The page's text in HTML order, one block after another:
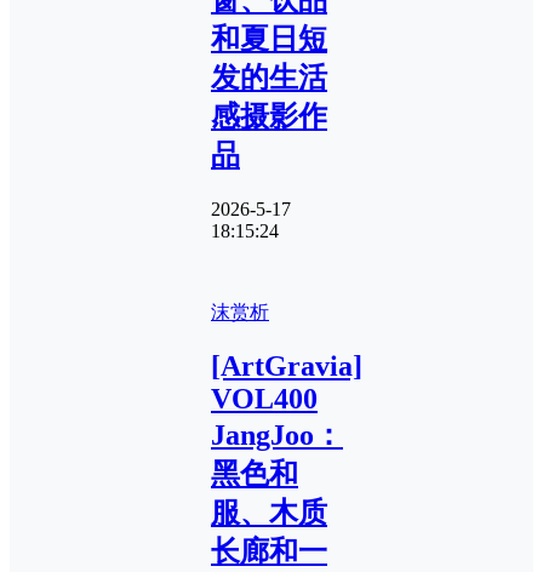
和夏日短
发的生活
感摄影作
品
2026-5-17
18:15:24
沫赏析
[ArtGravia]
VOL400
JangJoo：
黑色和
服、木质
长廊和一